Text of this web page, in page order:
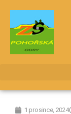
1 prosince, 2024